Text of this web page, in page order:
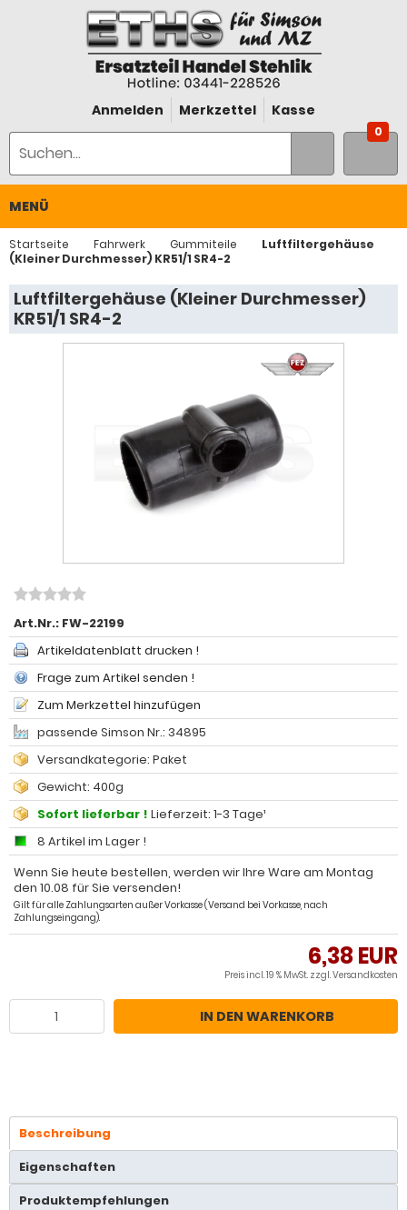
Anmelden Merkzettel Kasse
0
MENÜ
Startseite Fahrwerk Gummiteile
Luftfiltergehäuse
(Kleiner Durchmesser) KR51/1 SR4-2
Luftfiltergehäuse (Kleiner Durchmesser)
KR51/1 SR4-2
Art.Nr.: FW-22199
Artikeldatenblatt drucken !
Frage zum Artikel senden !
Zum Merkzettel hinzufügen
passende Simson Nr.: 34895
Versandkategorie: Paket
Gewicht: 400g
Sofort lieferbar ! Lieferzeit: 1-3 Tage¹
8 Artikel im Lager !
Wenn Sie heute bestellen, werden wir Ihre Ware am Montag
den 10.08 für Sie versenden!
Gilt für alle Zahlungsarten außer Vorkasse (Versand bei Vorkasse, nach
Zahlungseingang).
6,38 EUR
Preis incl. 19 % MwSt. zzgl.Versandkosten
IN DEN WARENKORB
Beschreibung
Eigenschaften
Produktempfehlungen